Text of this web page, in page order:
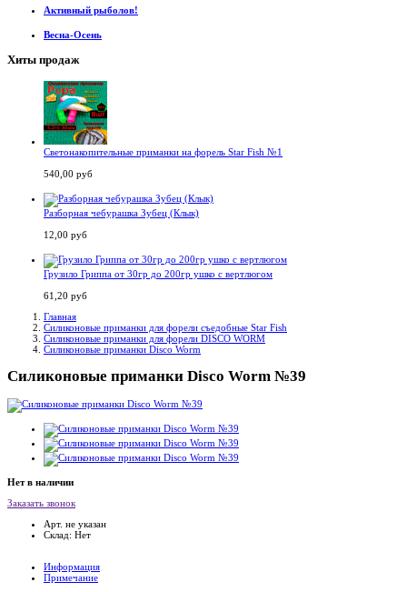
Активный рыболов!
Весна-Осень
Хиты продаж
Светонакопительные приманки на форель Star Fish №1
540,00 руб
Разборная чебурашка Зубец (Клык)
12,00 руб
Грузило Гриппа от 30гр до 200гр ушко с вертлюгом
61,20 руб
Главная
Силиконовые приманки для форели съедобные Star Fish
Силиконовые приманки для форели DISCO WORM
Силиконовые приманки Disco Worm
Силиконовые приманки Disco Worm №39
Нет в наличии
Заказать звонок
Арт. не указан
Склад: Нет
Информация
Примечание